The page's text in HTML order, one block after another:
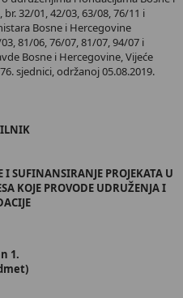
32/01, 42/03, 63/08, 76/11 i
Bosne i Hercegovine
81/06, 76/07, 81/07, 94/07 i
Bosne i Hercegovine, Vijeće
sjednici, održanoj 05.08.2019.
SUFINANSIRANJE PROJEKATA U
KOJE PROVODE UDRUŽENJA I
1.